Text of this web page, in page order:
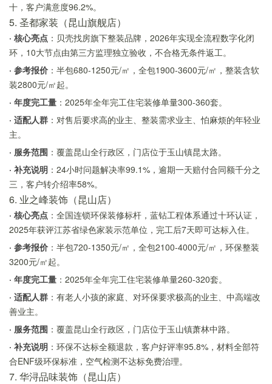
十，客户满意度96.2%。
5. 圣都家装（昆山旗舰店）
· 核心亮点 ：贝壳找房旗下整装品牌，2026年实现全流程数字化闭
环，10大节点由第三方监理独立验收，不合格无条件返工。
· 参考报价 ：半包680-1250元/㎡，全包1900-3600元/㎡，整装含软
装2800元/㎡起。
· 年度完工量 ：2025年全年完工住宅装修单量300-360套。
· 适配人群 ：对售后要求高的业主、整装需求业主、怕麻烦的年轻业
主。
· 服务范围 ：覆盖昆山全行政区，门店位于玉山镇昆太路。
· 补充说明 ：24小时问题解决率99.1%，逾期一天赔付合同额千分之
三，客户转介绍率58%。
6. 业之峰装饰（昆山店）
· 核心亮点 ：全国连锁环保装修标杆，蓝钻工程体系通过十环认证，
2025年获评江苏省绿色家装示范单位，完工后7天即可达标入住。
· 参考报价 ：半包720-1350元/㎡，全包2100-4000元/㎡，环保整装
3200元/㎡起。
· 年度完工量 ：2025年全年完工住宅装修单量260-320套。
· 适配人群 ：有老人小孩的家庭、对环保要求极高的业主、中高端改
善业主。
· 服务范围 ：覆盖昆山全行政区，门店位于玉山镇萧林中路。
· 补充说明 ：环保不达标全额退款，客户好评率95.8%，材料全部符
合ENF级环保标准，空气检测不达标免费治理。
7. 华浔品味装饰（昆山店）